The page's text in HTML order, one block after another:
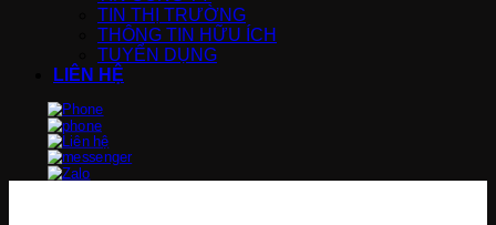
TIN THỊ TRƯỜNG
THÔNG TIN HỮU ÍCH
TUYỂN DỤNG
LIÊN HỆ